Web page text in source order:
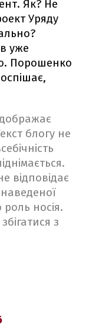
Як? Не
Уряду
уже
Порошенко
блогу не
відповідає
роль носія.
з